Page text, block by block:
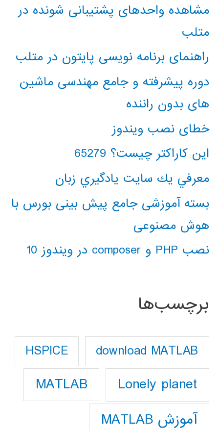
مشاهده واحدهای پشتیبانی شونده در
متلب
راهنمای برنامه نویسی پایتون در متلب
دوره پیشرفته و جامع مهندسی ماشین
های بدون راننده
خطای نصب ویندوز
این کاراکتر چیست؟ 65279
معرفي يك سايت يادگيري زبان
بسته آموزشی جامع پیش بینی بورس با
هوش مصنوعی
نصب PHP و composer در ویندوز 10
برچسب‌ها
download MATLAB
HSPICE
Lonely planet
MATLAB
آموزش MATLAB